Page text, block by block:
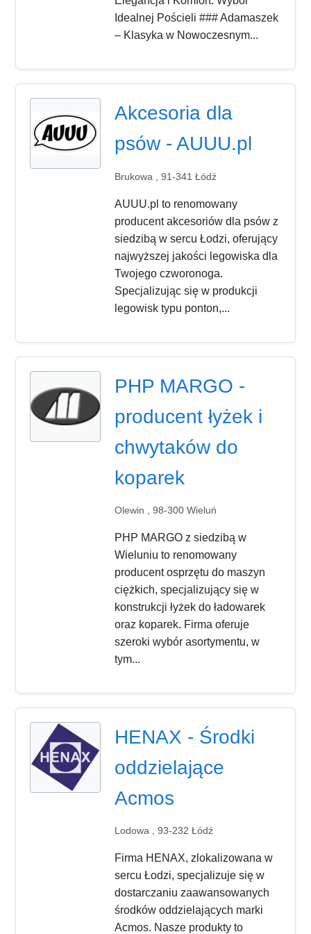
Idealnej Pościeli ### Adamaszek
– Klasyka w Nowoczesnym...
Akcesoria dla
psów - AUUU.pl
Brukowa , 91-341 Łódź
AUUU.pl to renomowany
producent akcesoriów dla psów z
siedzibą w sercu Łodzi, oferujący
najwyższej jakości legowiska dla
Twojego czworonoga.
Specjalizując się w produkcji
legowisk typu ponton,...
PHP MARGO -
producent łyżek i
chwytaków do
koparek
Olewin , 98-300 Wieluń
PHP MARGO z siedzibą w
Wieluniu to renomowany
producent osprzętu do maszyn
ciężkich, specjalizujący się w
konstrukcji łyżek do ładowarek
oraz koparek. Firma oferuje
szeroki wybór asortymentu, w
tym...
HENAX - Środki
oddzielające
Acmos
Lodowa , 93-232 Łódź
Firma HENAX, zlokalizowana w
sercu Łodzi, specjalizuje się w
dostarczaniu zaawansowanych
środków oddzielających marki
Acmos. Nasze produkty to